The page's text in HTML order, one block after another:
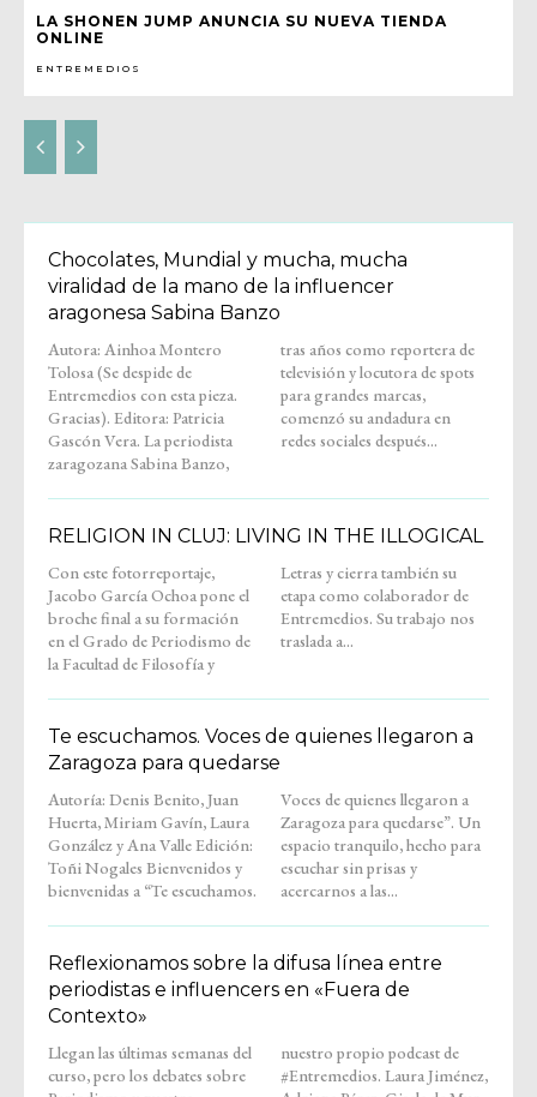
LA SHONEN JUMP ANUNCIA SU NUEVA TIENDA
ONLINE
ENTREMEDIOS
Chocolates, Mundial y mucha, mucha
viralidad de la mano de la influencer
aragonesa Sabina Banzo
Autora: Ainhoa Montero
Tolosa (Se despide de
Entremedios con esta pieza.
Gracias). Editora: Patricia
Gascón Vera. La periodista
zaragozana Sabina Banzo,
tras años como reportera de
televisión y locutora de spots
para grandes marcas,
comenzó su andadura en
redes sociales después...
RELIGION IN CLUJ: LIVING IN THE ILLOGICAL
Con este fotorreportaje,
Jacobo García Ochoa pone el
broche final a su formación
en el Grado de Periodismo de
la Facultad de Filosofía y
Letras y cierra también su
etapa como colaborador de
Entremedios. Su trabajo nos
traslada a...
Te escuchamos. Voces de quienes llegaron a
Zaragoza para quedarse
Autoría: Denis Benito, Juan
Huerta, Miriam Gavín, Laura
González y Ana Valle Edición:
Toñi Nogales Bienvenidos y
bienvenidas a “Te escuchamos.
Voces de quienes llegaron a
Zaragoza para quedarse”. Un
espacio tranquilo, hecho para
escuchar sin prisas y
acercarnos a las...
Reflexionamos sobre la difusa línea entre
periodistas e influencers en «Fuera de
Contexto»
Llegan las últimas semanas del
curso, pero los debates sobre
nuestro propio podcast de
#Entremedios. Laura Jiménez,